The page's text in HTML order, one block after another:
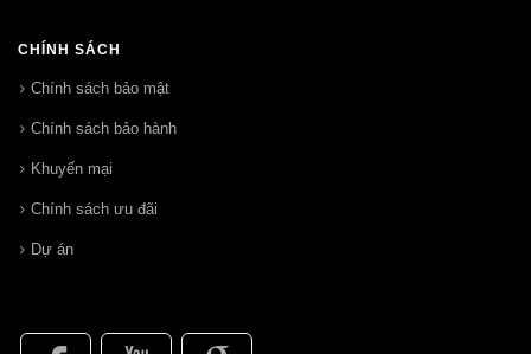
CHÍNH SÁCH
Chính sách bảo mật
Chính sách bảo hành
Khuyến mại
Chính sách ưu đãi
Dự án